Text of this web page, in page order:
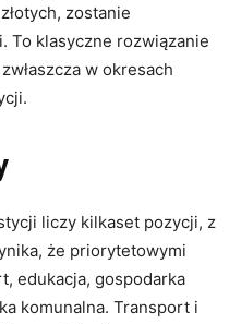
zostanie
To klasyczne rozwiązanie
w okresach
liczy kilkaset pozycji, z
że priorytetowymi
edukacja, gospodarka
komunalna. Transport i